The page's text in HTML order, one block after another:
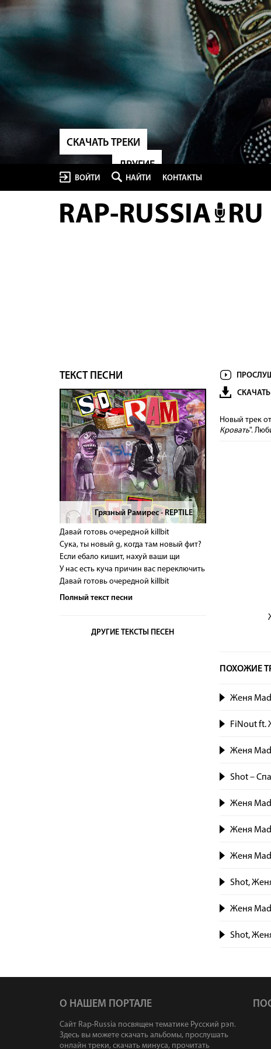
ВОЙТИ НАЙТИ КОНТАКТЫ
СКАЧАТЬ ТРЕКИ
ДРУГИЕ
ТЕКСТ ПЕСНИ
> Грязный Рамирес - REPTILE
Давай готовь очередной killbit
Сука, ты новый g, когда там новый фит?
Если ебало кишит, нахуй ваши щи
У нас есть куча причин вас переключить
Давай готовь очередной killbit
Полный текст песни
ДРУГИЕ ТЕКСТЫ ПЕСЕН
СКАЧАТЬ
Новый трек
Кровать".
ПОХОЖИЕ
Женя
FiNout ft.
Женя
Shot –
Женя Mad
Женя
Женя
Shot,
Женя
Shot,
О НАШЕМ ПОРТАЛЕ
Сайт Rap-Russia посвящен тематике Русский рэп.
Здесь вы можете скачать альбомы, прослушать
онлайн треки, скачать минуса, прочитать